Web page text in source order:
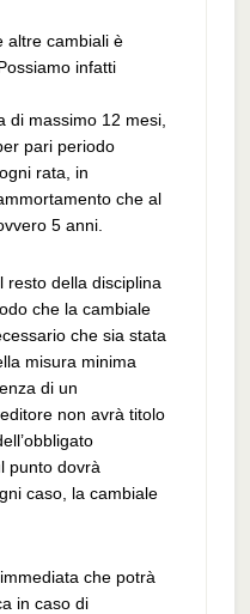
altre cambiali è
infatti
di massimo 12 mesi,
pari periodo
rata, in
che al
5 anni.
resto della disciplina
che la cambiale
che sia stata
misura minima
di un
non avrà titolo
punto dovrà
caso, la cambiale
che potrà
in caso di